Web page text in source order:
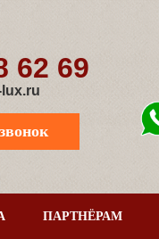
62 69
ПАРТНЁРАМ